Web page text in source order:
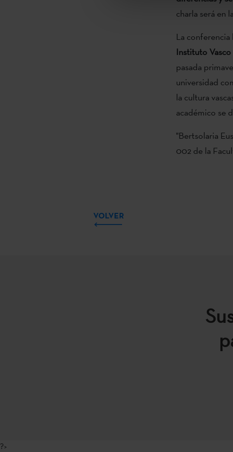
charla será en la
La
Instituto
pasada
universidad
la cultura
académico se
"Bertsolaria
002 de la
VOLVER
?>